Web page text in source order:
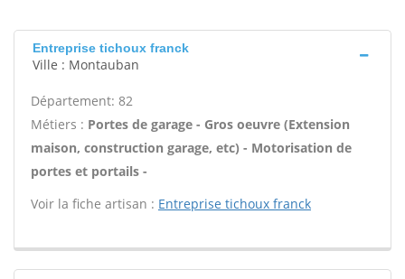
Entreprise tichoux franck
Ville : Montauban
Département: 82
Métiers : Portes de garage - Gros oeuvre (Extension
maison, construction garage, etc) - Motorisation de
portes et portails -
Voir la fiche artisan : Entreprise tichoux franck